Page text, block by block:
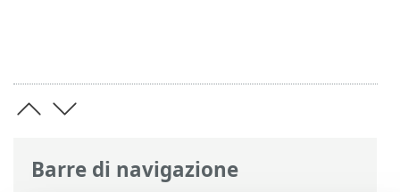
Barre di navigazione